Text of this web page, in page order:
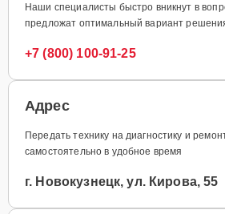
Наши специалисты быстро вникнут в
предложат оптимальный вариант
+7 (800) 100-91-25
Адрес
Передать технику на диагностику и
самостоятельно в удобное время
г. Новокузнецк, ул. Кирова, 55